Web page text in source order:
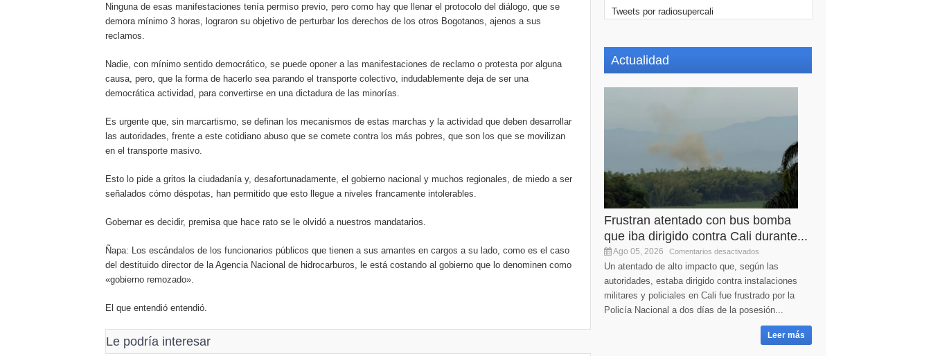
Ninguna de esas manifestaciones tenía permiso previo, pero como hay que llenar el protocolo del diálogo, que se
demora mínimo 3 horas, lograron su objetivo de perturbar los derechos de los otros Bogotanos, ajenos a sus
reclamos.
Nadie, con mínimo sentido democrático, se puede oponer a las manifestaciones de reclamo o protesta por alguna
causa, pero, que la forma de hacerlo sea parando el transporte colectivo, indudablemente deja de ser una
democrática actividad, para convertirse en una dictadura de las minorías.
Es urgente que, sin marcartismo, se definan los mecanismos de estas marchas y la actividad que deben desarrollar
las autoridades, frente a este cotidiano abuso que se comete contra los más pobres, que son los que se movilizan
en el transporte masivo.
Esto lo pide a gritos la ciudadanía y, desafortunadamente, el gobierno nacional y muchos regionales, de miedo a ser
señalados cómo déspotas, han permitido que esto llegue a niveles francamente intolerables.
Gobernar es decidir, premisa que hace rato se le olvidó a nuestros mandatarios.
Ñapa: Los escándalos de los funcionarios públicos que tienen a sus amantes en cargos a su lado, como es el caso
del destituido director de la Agencia Nacional de hidrocarburos, le está costando al gobierno que lo denominen como
«gobierno remozado».
El que entendió entendió.
Le podría interesar
Tweets por radiosupercali
Actualidad
Frustran atentado con bus bomba
que iba dirigido contra Cali durante...
Ago 05, 2026 Comentarios desactivados
Un atentado de alto impacto que, según las
autoridades, estaba dirigido contra instalaciones
militares y policiales en Cali fue frustrado por la
Policía Nacional a dos días de la posesión...
Leer más